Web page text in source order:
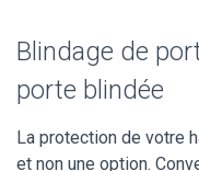
Blindage de
porte blindée
La protection de votre
et non une option.